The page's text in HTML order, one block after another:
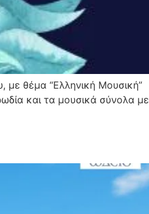
με θέμα “Ελληνική Μουσική”
και τα μουσικά σύνολα με